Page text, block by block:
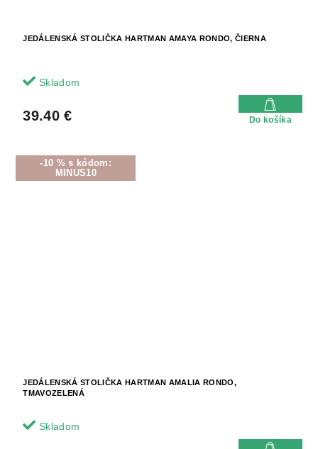
JEDÁLENSKÁ STOLIČKA HARTMAN AMAYA RONDO, ČIERNA
Skladom
39.40 € Do košíka
-10 % s kódom:
MINUS10
JEDÁLENSKÁ STOLIČKA HARTMAN AMALIA RONDO,
TMAVOZELENÁ
Skladom